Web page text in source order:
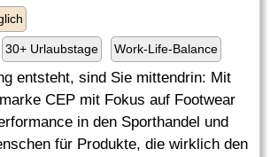
30+ Urlaubstage Work-Life-Balance
entsteht, sind Sie mittendrin: Mit
CEP mit Fokus auf Footwear
in den Sporthandel und
für Produkte, die wirklich den